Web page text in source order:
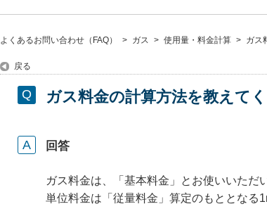
よくあるお問い合わせ（FAQ） > ガス > 使用量・料金計算 > ガス
戻る
ガス料金の計算方法を教えて
回答
ガス料金は、「基本料金」とお使いいただ
単位料金は「従量料金」算定のもととなる